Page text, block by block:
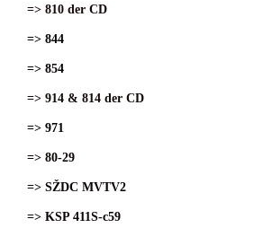
=> 810 der CD
=> 844
=> 854
=> 914 & 814 der CD
=> 971
=> 80-29
=> SŽDC MVTV2
=> KSP 411S-c59